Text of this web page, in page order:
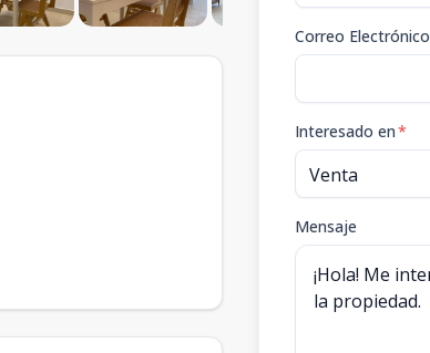
Correo Electrónico
Interesado en*
Mensaje